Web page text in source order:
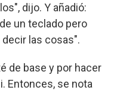
dijo. Y añadió:
un teclado pero
decir las cosas".
de base y por hacer
Entonces, se nota